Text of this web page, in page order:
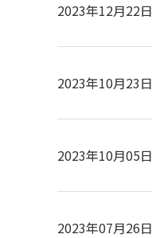
2023年12月22日
2023年10月23日
2023年10月05日
2023年07月26日